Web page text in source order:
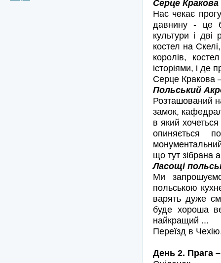
Серце
Нас чекає
давнину - це
культури і дві
костел на
королів,
історіями, і де
Серце Кракова
Польський
Розташований
замок,
в який
опиняється
що тут зібрана
Ласощі
Ми
польською
варять дуже
буде хороша
найкращий ...
Переїзд в
День 2. Прага